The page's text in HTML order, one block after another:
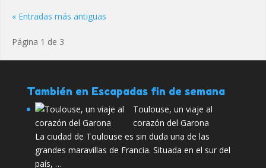
« Entradas más antiguas
Página 1 de 3
También en Escapadas fin de semana
Toulouse, un viaje al
corazón del Garona
La ciudad de Toulouse es sin duda una de las
grandes maravillas de Francia. Situada en el sur del
país, …